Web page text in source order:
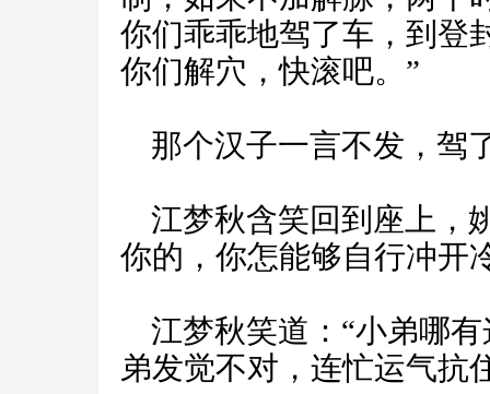
你们乖乖地驾了车，到登
你们解穴，快滚吧。”
那个汉子一言不发，驾
江梦秋含笑回到座上，
你的，你怎能够自行冲开
江梦秋笑道：“小弟哪
弟发觉不对，连忙运气抗